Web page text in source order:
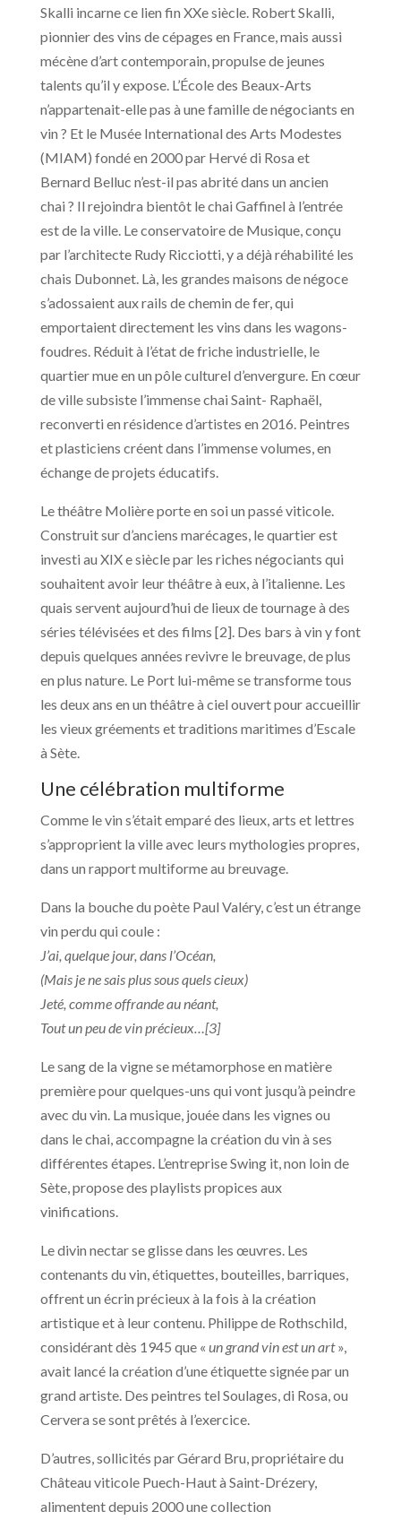
Skalli incarne ce lien fin XXe siècle. Robert Skalli,
pionnier des vins de cépages en France, mais aussi
mécène d’art contemporain, propulse de jeunes
talents qu’il y expose. L’École des Beaux-Arts
n’appartenait-elle pas à une famille de négociants en
vin ? Et le Musée International des Arts Modestes
(MIAM) fondé en 2000 par Hervé di Rosa et
Bernard Belluc n’est-il pas abrité dans un ancien
chai ? Il rejoindra bientôt le chai Gaffinel à l’entrée
est de la ville. Le conservatoire de Musique, conçu
par l’architecte Rudy Ricciotti, y a déjà réhabilité les
chais Dubonnet. Là, les grandes maisons de négoce
s’adossaient aux rails de chemin de fer, qui
emportaient directement les vins dans les wagons-
foudres. Réduit à l’état de friche industrielle, le
quartier mue en un pôle culturel d’envergure. En cœur
de ville subsiste l’immense chai Saint- Raphaël,
reconverti en résidence d’artistes en 2016. Peintres
et plasticiens créent dans l’immense volumes, en
échange de projets éducatifs.
Le théâtre Molière porte en soi un passé viticole.
Construit sur d’anciens marécages, le quartier est
investi au XIX e siècle par les riches négociants qui
souhaitent avoir leur théâtre à eux, à l’italienne. Les
quais servent aujourd’hui de lieux de tournage à des
séries télévisées et des films [2]. Des bars à vin y font
depuis quelques années revivre le breuvage, de plus
en plus nature. Le Port lui-même se transforme tous
les deux ans en un théâtre à ciel ouvert pour accueillir
les vieux gréements et traditions maritimes d’Escale
à Sète.
Une célébration multiforme
Comme le vin s’était emparé des lieux, arts et lettres
s’approprient la ville avec leurs mythologies propres,
dans un rapport multiforme au breuvage.
Dans la bouche du poète Paul Valéry, c’est un étrange
vin perdu qui coule :
J’ai, quelque jour, dans l’Océan,
(Mais je ne sais plus sous quels cieux)
Jeté, comme offrande au néant,
Tout un peu de vin précieux…[3]
Le sang de la vigne se métamorphose en matière
première pour quelques-uns qui vont jusqu’à peindre
avec du vin. La musique, jouée dans les vignes ou
dans le chai, accompagne la création du vin à ses
différentes étapes. L’entreprise Swing it, non loin de
Sète, propose des playlists propices aux
vinifications.
Le divin nectar se glisse dans les œuvres. Les
contenants du vin, étiquettes, bouteilles, barriques,
offrent un écrin précieux à la fois à la création
artistique et à leur contenu. Philippe de Rothschild,
considérant dès 1945 que « un grand vin est un art»,
avait lancé la création d’une étiquette signée par un
grand artiste. Des peintres tel Soulages, di Rosa, ou
Cervera se sont prêtés à l’exercice.
D’autres, sollicités par Gérard Bru, propriétaire du
Château viticole Puech-Haut à Saint-Drézery,
alimentent depuis 2000 une collection